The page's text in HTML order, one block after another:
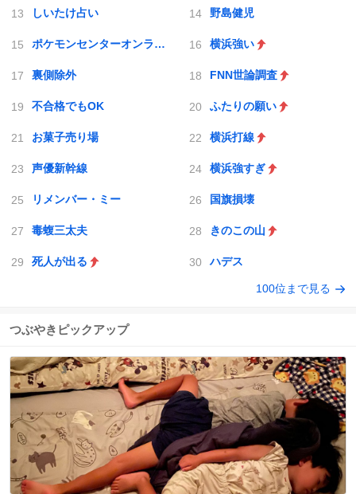
しいたけ占い 野島健児
ポケモンセンターオンライン 横浜強い
裏側除外 FNN世論調査
不合格でもOK ふたりの願い
お菓子売り場 横浜打線
声優新幹線 横浜強すぎ
リメンバー・ミー 国旗損壊
毒蝮三太夫 きのこの山
死人が出る ハデス
100位まで見る
つぶやきピックアップ